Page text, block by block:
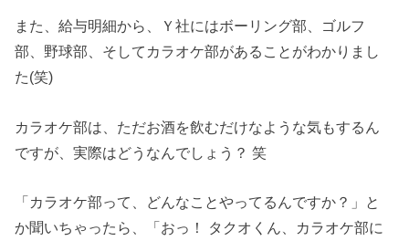
また、給与明細から、Ｙ社にはボーリング部、ゴルフ
部、野球部、そしてカラオケ部があることがわかりまし
た(笑)
カラオケ部は、ただお酒を飲むだけなような気もするん
ですが、実際はどうなんでしょう？ 笑
「カラオケ部って、どんなことやってるんですか？」と
か聞いちゃったら、「おっ！ タクオくん、カラオケ部に